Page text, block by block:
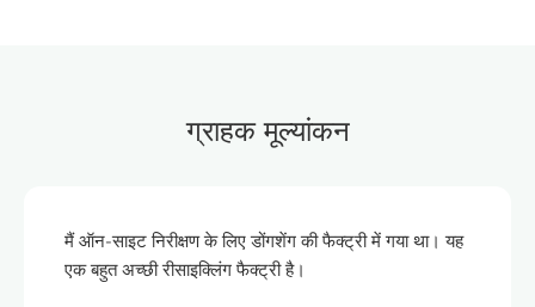
ग्राहक मूल्यांकन
मैं ऑन-साइट निरीक्षण के लिए डोंगशेंग की फैक्ट्री में गया था। यह
एक बहुत अच्छी रीसाइक्लिंग फैक्ट्री है।